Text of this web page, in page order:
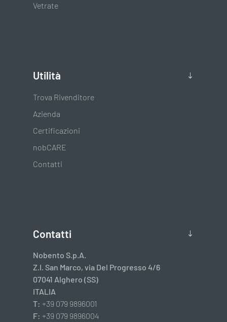
Vetrate
Utilità
Trova Rivenditore
Azienda
Certificazioni
nobCARE
Contatti
Contatti
Nobento S.p.A.
Z.I. San Marco, via Del Progresso 4/6
07041 Alghero (SS)
ITALIA
T: +39 079 9896001
F: +39 079 9896004